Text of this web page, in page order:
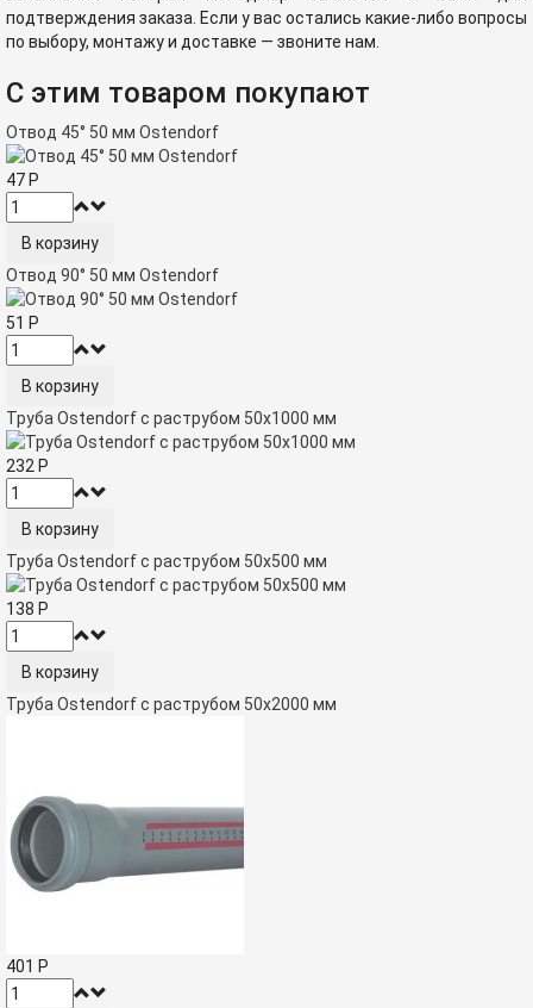
подтверждения заказа. Если у вас остались какие-либо вопросы
по выбору, монтажу и доставке — звоните нам.
С этим товаром покупают
Отвод 45° 50 мм Ostendorf
47 Р
Отвод 90° 50 мм Ostendorf
51 Р
Труба Ostendorf с раструбом 50х1000 мм
232 Р
Труба Ostendorf с раструбом 50х500 мм
138 Р
Труба Ostendorf с раструбом 50х2000 мм
401 Р